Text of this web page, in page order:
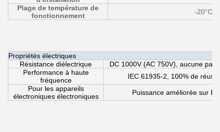
Plage de température de
fonctionnement
-20°C à
Propriétés électriques
Résistance diélectrique
DC 1000V (AC 750V), aucune
Performance à haute
fréquence
IEC 61935-2, 100% de
Pour les appareils
électroniques électroniques
Puissance améliorée sur